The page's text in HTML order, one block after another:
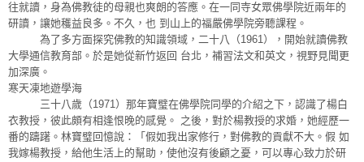
往就讀，身為佛教徒的母親也爽朗的答應。在一同寺女眾佛學院近兩年的
研讀，讓她穫益良多。不久，也 到山上的福嚴佛學院旁聽課程。
為了多方面探究佛教的知識領域，二十八（1961），開始就讀佛教
大學通信教育部。於是她從新竹返回 台北，補習法文和英文，視野見聞更
加深廣。
寒天凍地遊學海
三十八歲（1971）那年寶璧在佛學院同學的介紹之下，認識了楊白
衣教授，彼此頗有相逢恨晚的感覺。 之後，對於楊教授的求婚，她經歷一
番的躊躇。林寶璧回憶說：「假如我出家修行，對佛教的貢獻不大。假 如
我嫁楊教授，給他生活上的幫助，使他沒有後顧之憂，可以專心致力於研